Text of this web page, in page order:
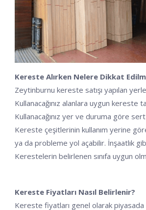
Kereste Alırken Nelere Dikkat
Zeytinburnu kereste satışı yapılan
Kullanacağınız alanlara uygun kereste
Kullanacağınız yer ve duruma göre
Kereste çeşitlerinin kullanım yerine
ya da probleme yol açabilir. İnşaatlık
Kerestelerin belirlenen sınıfa uygun
Kereste Fiyatları Nasıl Belirlenir?
Kereste fiyatları genel olarak